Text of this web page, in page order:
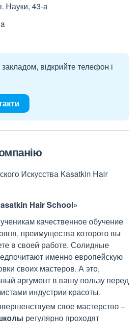
Науки, 43-а
відкрийте телефон і
Искусства Kasatkin Hair
Hair School»
качественное обучение
преимущества которого вы
в своей работе. Солидные
именно европейскую
своих мастеров. А это,
аргумент в вашу пользу перед
индустрии красоты.
свое мастерство –
регулярно проходят